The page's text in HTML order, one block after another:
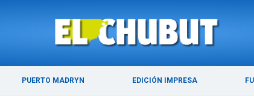
PUERTO MADRYN EDICIÓN IMPRESA
ÚLTIMAS NOTICIAS PUERTO